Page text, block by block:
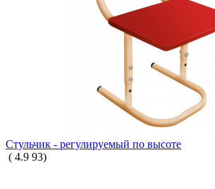
Стульчик - регулируемый по высоте
( 4.9 93)